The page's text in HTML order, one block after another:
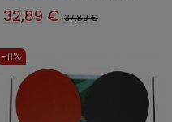
32,89 € 37,89 €
-11%